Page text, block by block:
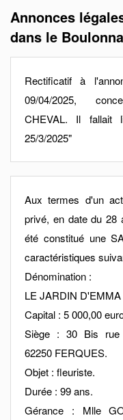
Annonces
dans le
Rectificatif à
09/04/2025,
CHEVAL. Il fallait
25/3/2025"
Aux termes d'un
privé, en date du 28
été constitué une
caractéristiques
Dénomination :
LE JARDIN D'EMMA
Capital : 5 000,00
Siège : 30 Bis rue
62250 FERQUES.
Objet : fleuriste.
Durée : 99 ans.
Gérance : Mlle